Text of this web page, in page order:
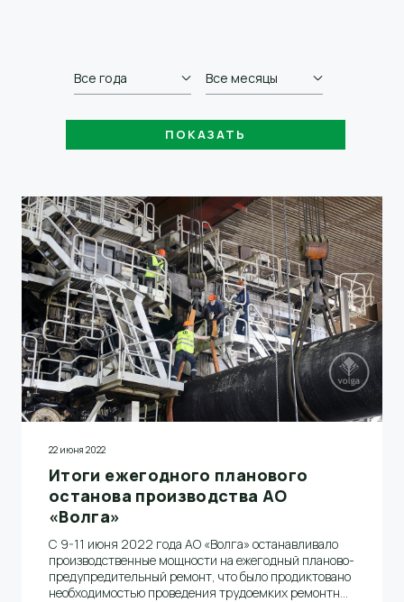
Все года Все месяцы
22 июня 2022
Итоги ежегодного планового
останова производства АО
«Волга»
С 9-11 июня 2022 года АО «Волга» останавливало
производственные мощности на ежегодный планово-
предупредительный ремонт, что было продиктовано
необходимостью проведения трудоемких ремонтных